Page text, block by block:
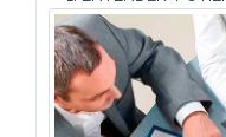
INFORMACIÃN
EMPRESA.Las
balance. Cuenta de
Glosario...